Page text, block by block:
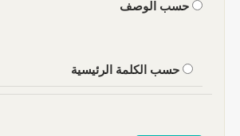
حسب الوصف
حسب الكلمة الرئيسية